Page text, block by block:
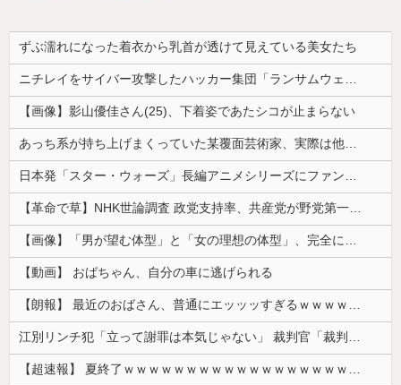
ずぶ濡れになった着衣から乳首が透けて見えている美女たち
ニチレイをサイバー攻撃したハッカー集団「ランサムウェア」 個人情報など20万件以上をダークウェブ上に公開か
【画像】影山優佳さん(25)、下着姿であたシコが止まらない
あっち系が持ち上げまくっていた某覆面芸術家、実際は他人に迷惑をかけまくりだったと証明されてしまい……
日本発「スター・ウォーズ」長編アニメシリーズにファン興奮…「劇場版にして欲しい」「艦隊戦も派手で面白い」！
【革命で草】NHK世論調査 政党支持率、共産党が野党第一党に…小池書記局長もはしゃぐ なお中革連は野党６番目
【画像】「男が望む体型」と「女の理想の体型」、完全に分かれてしまうｗｗｗｗｗｗｗｗｗｗｗｗｗｗｗｗｗｗｗｗｗｗ 【Pickup08082903】
【動画】 おばちゃん、自分の車に逃げられる
【朗報】 最近のおばさん、普通にエッッッすぎるｗｗｗｗｗｗｗｗｗｗ
江別リンチ犯「立って謝罪は本気じゃない」 裁判官「裁判で土下座してないキミは本気じゃないな」
【超速報】 夏終了ｗｗｗｗｗｗｗｗｗｗｗｗｗｗｗｗｗｗｗｗｗｗｗｗｗｗｗｗｗｗｗｗｗｗｗｗｗｗｗｗ